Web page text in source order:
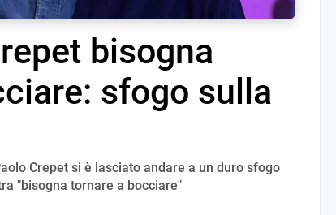
bisogna
sfogo sulla
Crepet si è lasciato andare a un duro sfogo
"bisogna tornare a bocciare"